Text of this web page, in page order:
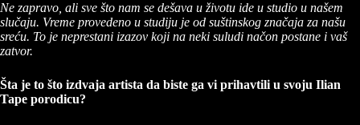
Ne zapravo, ali sve što nam se dešava u životu ide u studio u našem
slučaju. Vreme provedeno u studiju je od suštinskog značaja za našu
sreću. To je neprestani izazov koji na neki suludi načon postane i vaš
zatvor.
Šta je to što izdvaja artista da biste ga vi prihavtili u svoju Ilian
Tape porodicu?